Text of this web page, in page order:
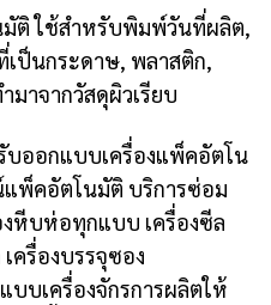
ติ ใช้สำหรับพิมพ์วันที่ผลิต,
ป็นกระดาษ, พลาสติก,
าจากวัสดุผิวเรียบ
บออกแบบเครื่องแพ็คอัตโน
พ็คอัตโนมัติ บริการซ่อม
งหีบห่อทุกแบบ เครื่องซีล
ครื่องบรรจุซอง
บบเครื่องจักรการผลิตให้